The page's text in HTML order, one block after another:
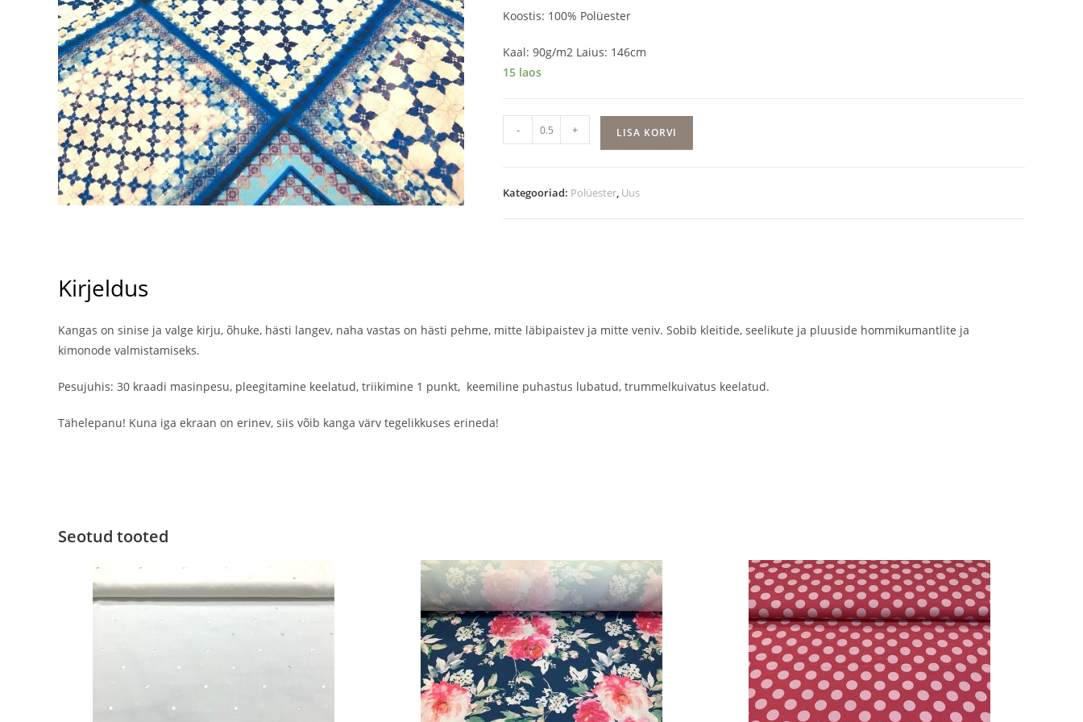
Koostis: 100% Polüester
Kaal: 90g/m2 Laius: 146cm
15 laos
ruudus
- + LISA KORVI
Kategooriad: Polüester, Uus
Kirjeldus
Kangas on sinise ja valge kirju, õhuke, hästi langev, naha vastas on hästi pehme, mitte läbipaistev ja mitte veniv. Sobib kleitide, seelikute ja pluuside hommikumantlite ja
kimonode valmistamiseks.
Pesujuhis: 30 kraadi masinpesu, pleegitamine keelatud, triikimine 1 punkt, keemiline puhastus lubatud, trummelkuivatus keelatud.
Tähelepanu! Kuna iga ekraan on erinev, siis võib kanga värv tegelikkuses erineda!
Seotud tooted